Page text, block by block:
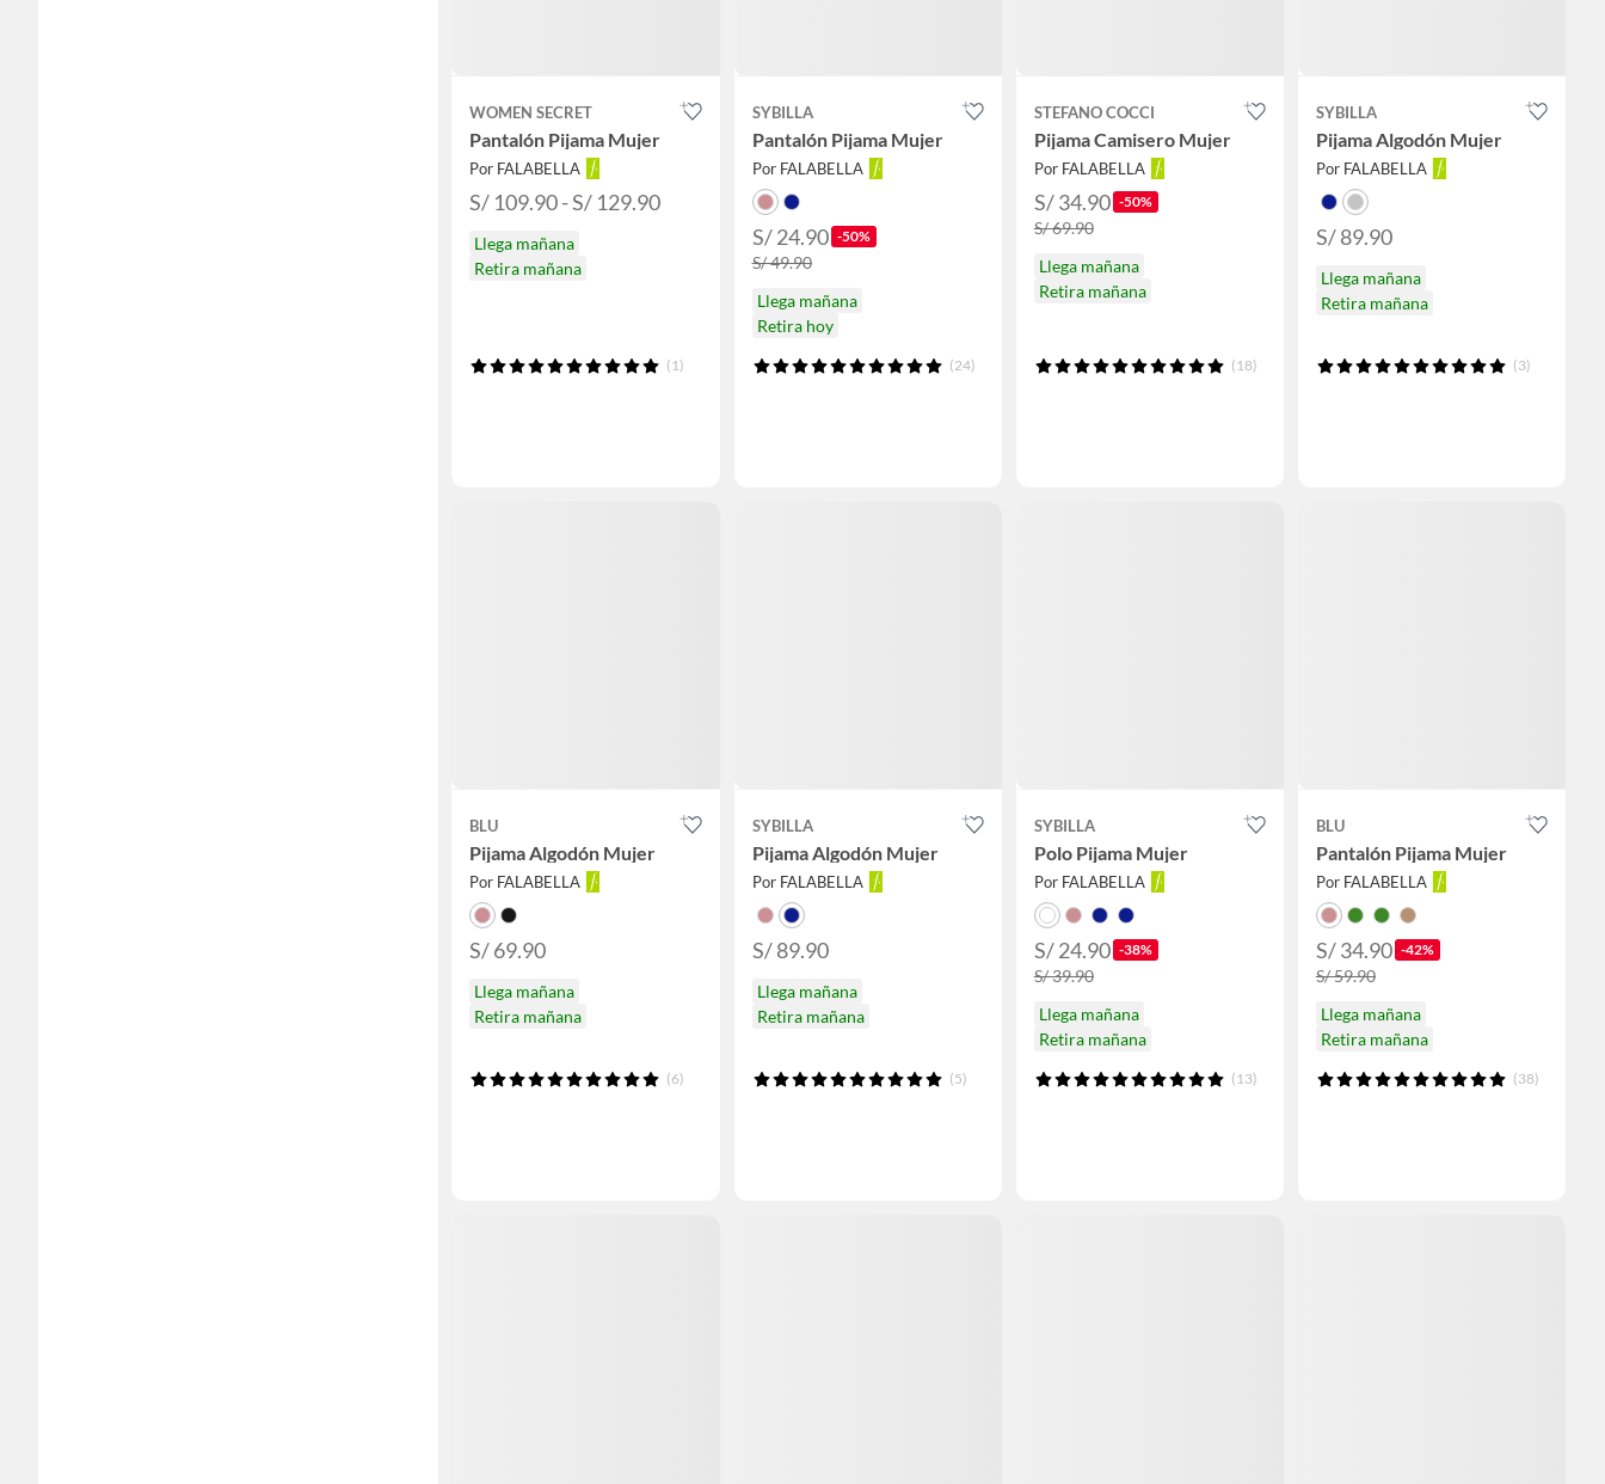
WOMEN SECRET
Pantalón Pijama Mujer
Por FALABELLA
S/ 109.90 - S/ 129.90
Llega mañana
Retira mañana
(1)
SYBILLA
Pantalón Pijama Mujer
Por FALABELLA
S/ 24.90 -50%
S/ 49.90
Llega mañana
Retira hoy
(24)
STEFANO COCCI
Pijama Camisero Mujer
Por FALABELLA
S/ 34.90 -50%
S/ 69.90
Llega mañana
Retira mañana
(18)
SYBILLA
Pijama Algodón Mujer
Por FALABELLA
S/ 89.90
Llega mañana
Retira mañana
(3)
BLU
Pijama Algodón Mujer
Por FALABELLA
S/ 69.90
Llega mañana
Retira mañana
(6)
SYBILLA
Pijama Algodón Mujer
Por FALABELLA
S/ 89.90
Llega mañana
Retira mañana
(5)
SYBILLA
Polo Pijama Mujer
Por FALABELLA
S/ 24.90 -38%
S/ 39.90
Llega mañana
Retira mañana
(13)
BLU
Pantalón Pijama Mujer
Por FALABELLA
S/ 34.90 -42%
S/ 59.90
Llega mañana
Retira mañana
(38)